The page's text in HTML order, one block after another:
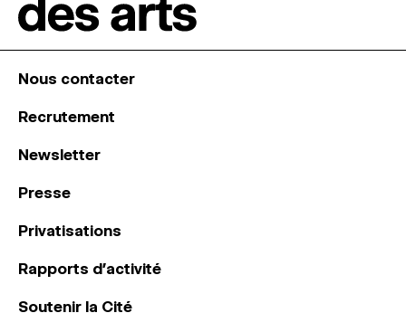
Nous contacter
Recrutement
Newsletter
Presse
Privatisations
Rapports d’activité
Soutenir la Cité